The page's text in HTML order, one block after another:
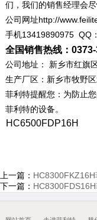
们，我们的销售经理会尽
公司网址http://
手机13419890975 QQ
全国销售热线：
公司地址： 新乡市红旗
生产厂区：新乡市牧野
菲利特提醒您：为防止
菲利特的设备。
HC6500FDP16H
上一篇：
下一篇：